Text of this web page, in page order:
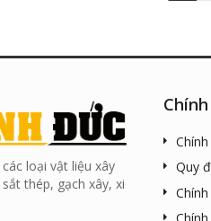
loại vật liệu xây
thép, gạch xây, xi
Quy